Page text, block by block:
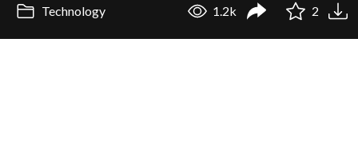
Technology 1.2k 2